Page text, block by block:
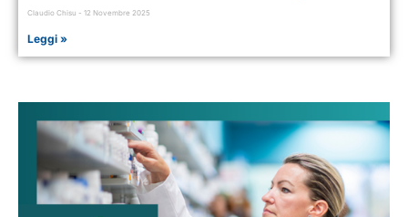
Claudio Chisu 12 Novembre 2025
Leggi »